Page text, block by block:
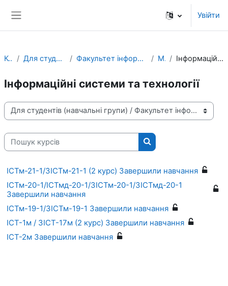
Увійти
Курси Для студентів (навчальні групи) Факультет інформаційно-комп'ютерних технологій Магістр Інформаційні системи та технології
Інформаційні системи та технології
Категорії курсів
Пошук курсів
Пошук курсів
ІСТм-21-1/ЗІСТм-21-1 (2 курс) Завершили навчання
ІСТм-20-1/ІСТмд-20-1/ЗІСТм-20-1/ЗІСТмд-20-1
Завершили навчання
ІСТм-19-1/ЗІСТм-19-1 Завершили навчання
ІСТ-1м / ЗІСТ-17м (2 курс) Завершили навчання
ІСТ-2м Завершили навчання